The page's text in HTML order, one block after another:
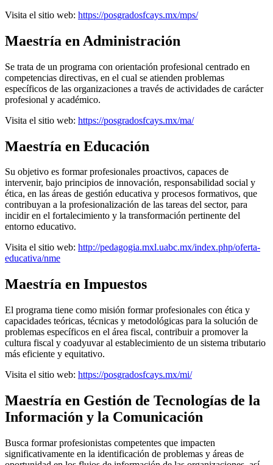
Visita el sitio web: https://posgradosfcays.mx/mps/
Maestría en Administración
Se trata de un programa con orientación profesional centrado en
competencias directivas, en el cual se atienden problemas
específicos de las organizaciones a través de actividades de carácter
profesional y académico.
Visita el sitio web: https://posgradosfcays.mx/ma/
Maestría en Educación
Su objetivo es formar profesionales proactivos, capaces de
intervenir, bajo principios de innovación, responsabilidad social y
ética, en las áreas de gestión educativa y procesos formativos, que
contribuyan a la profesionalización de las tareas del sector, para
incidir en el fortalecimiento y la transformación pertinente del
entorno educativo.
Visita el sitio web: http://pedagogia.mxl.uabc.mx/index.php/oferta-
educativa/nme
Maestría en Impuestos
El programa tiene como misión formar profesionales con ética y
capacidades teóricas, técnicas y metodológicas para la solución de
problemas específicos en el área fiscal, contribuir a promover la
cultura fiscal y coadyuvar al establecimiento de un sistema tributario
más eficiente y equitativo.
Visita el sitio web: https://posgradosfcays.mx/mi/
Maestría en Gestión de Tecnologías de la
Información y la Comunicación
Busca formar profesionistas competentes que impacten
significativamente en la identificación de problemas y áreas de